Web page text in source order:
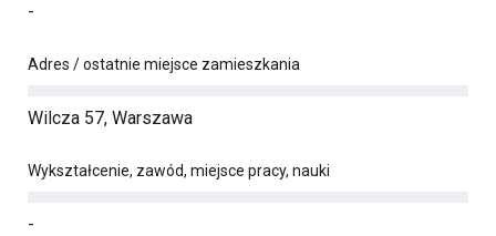
-
Adres / ostatnie miejsce zamieszkania
Wilcza 57, Warszawa
Wykształcenie, zawód, miejsce pracy, nauki
-